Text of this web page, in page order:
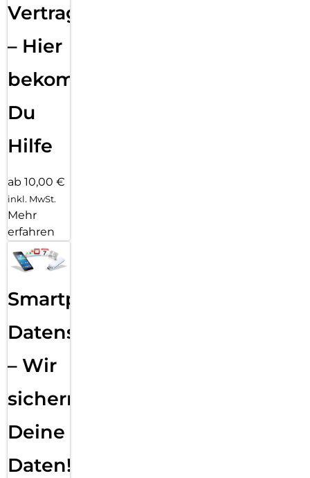
Vertragsabwicklung
– Hier
bekommst
Du
Hilfe
ab 10,00 €
inkl. MwSt.
Mehr
erfahren
Smartphone
Datensicherung
– Wir
sichern
Deine
Daten!